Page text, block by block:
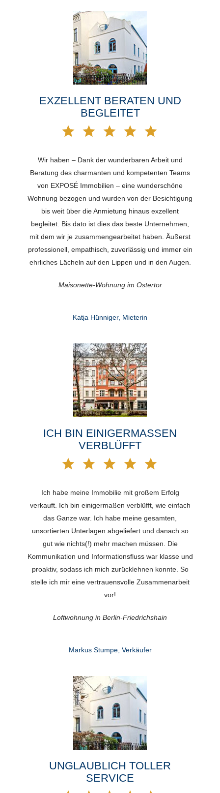
EXZELLENT BERATEN UND
BEGLEITET
Wir haben – Dank der wunderbaren Arbeit und
Beratung des charmanten und kompetenten Teams
von EXPOSÉ Immobilien – eine wunderschöne
Wohnung bezogen und wurden von der Besichtigung
bis weit über die Anmietung hinaus exzellent
begleitet. Bis dato ist dies das beste Unternehmen,
mit dem wir je zusammengearbeitet haben. Äußerst
professionell, empathisch, zuverlässig und immer ein
ehrliches Lächeln auf den Lippen und in den Augen.
Maisonette-Wohnung im Ostertor
Katja Hünniger, Mieterin
ICH BIN EINIGERMASSEN V
ERBLÜFFT
Ich habe meine Immobilie mit großem Erfolg
verkauft. Ich bin einigermaßen verblüfft, wie einfach
das Ganze war. Ich habe meine gesamten,
unsortierten Unterlagen abgeliefert und danach so
gut wie nichts(!) mehr machen müssen. Die
Kommunikation und Informationsfluss war klasse und
proaktiv, sodass ich mich zurücklehnen konnte. So
stelle ich mir eine vertrauensvolle Zusammenarbeit
vor!
Loftwohnung in Berlin-Friedrichshain
Markus Stumpe, Verkäufer
UNGLAUBLICH TOLLER
SERVICE